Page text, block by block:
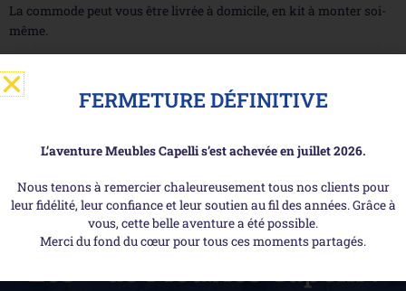
La commode peut vous être livrée à domicile, en kit à monter soi-
même.
Découvrez-aussi ...
Les + de Meubles Capelli !
FERMETURE DÉFINITIVE
L’aventure Meubles Capelli s’est achevée en juillet 2026.
Nous tenons à remercier chaleureusement tous nos clients pour
leur fidélité, leur confiance et leur soutien au fil des années. Grâce à
vous, cette belle aventure a été possible.
Merci du fond du cœur pour tous ces moments partagés.